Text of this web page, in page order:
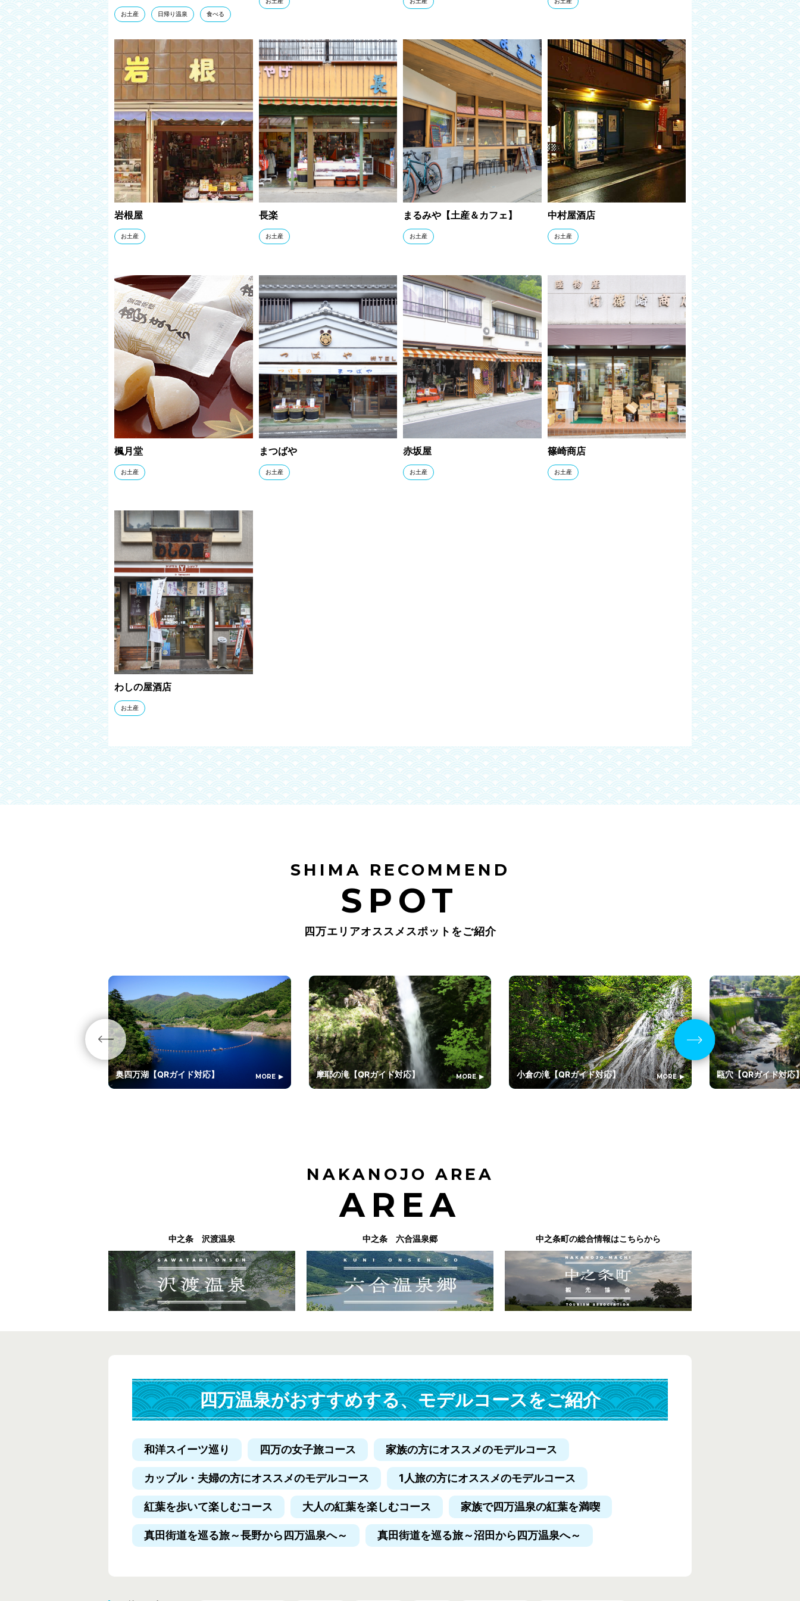
お土産 日帰り温泉 食べる
岩根屋
お土産
長楽
お土産
まるみや【土産＆カフェ】
お土産
中村屋酒店
お土産
楓月堂
お土産
まつばや
お土産
赤坂屋
お土産
篠崎商店
お土産
わしの屋酒店
お土産
SHIMA RECOMMEND
SPOT
四万エリアオススメスポットをご紹介
奥四万湖【QRガイド対応】 MORE 摩耶の滝【QRガイド対応】 MORE 小倉の滝【QRガイド対応】 MORE 甌穴【QRガイド対
NAKANOJO AREA
AREA
中之条 沢渡温泉 中之条 六合温泉郷 中之条町の総合情報はこちらから
四万温泉がおすすめする、モデルコースをご紹介
和洋スイーツ巡り 四万の女子旅コース 家族の方にオススメのモデルコース
カップル・夫婦の方にオススメのモデルコース 1人旅の方にオススメのモデルコース
紅葉を歩いて楽しむコース 大人の紅葉を楽しむコース 家族で四万温泉の紅葉を満喫
真田街道を巡る旅～長野から四万温泉へ～ 真田街道を巡る旅～沼田から四万温泉へ～